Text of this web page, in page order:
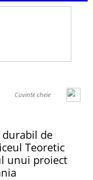
de
Teoretic
unui proiect